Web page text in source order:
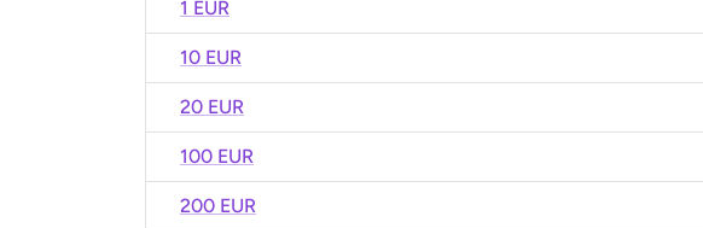
1 EUR
10 EUR
20 EUR
100 EUR
200 EUR